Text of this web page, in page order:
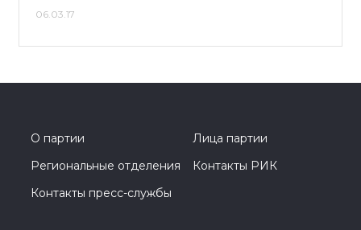
06.03.17
О партии
Лица партии
Региональные отделения
Контакты РИК
Контакты пресс-службы